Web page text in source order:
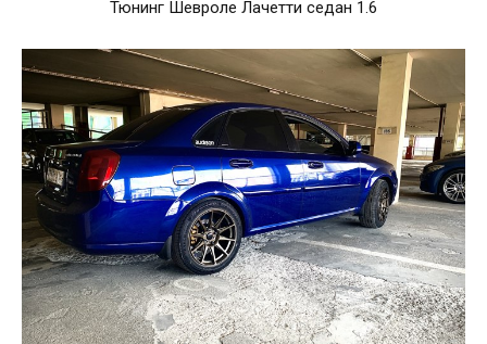
Тюнинг Шевроле Лачетти седан 1.6